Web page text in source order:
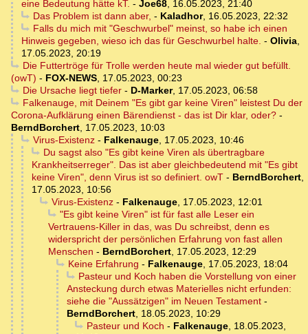
eine Bedeutung hätte kT. - Joe68, 16.05.2023, 21:40
Das Problem ist dann aber, - Kaladhor, 16.05.2023, 22:32
Falls du mich mit "Geschwurbel" meinst, so habe ich einen
Hinweis gegeben, wieso ich das für Geschwurbel halte. - Olivia,
17.05.2023, 20:19
Die Futtertröge für Trolle werden heute mal wieder gut befüllt.
(owT) - FOX-NEWS, 17.05.2023, 00:23
Die Ursache liegt tiefer- D-Marker, 17.05.2023, 06:58
Falkenauge, mit Deinem "Es gibt gar keine Viren" leistest Du der
Corona-Aufklärung einen Bärendienst - das ist Dir klar, oder? -
BerndBorchert, 17.05.2023, 10:03
Virus-Existenz- Falkenauge, 17.05.2023, 10:46
Du sagst also "Es gibt keine Viren als übertragbare
Krankheitserreger". Das ist aber gleichbedeutend mit "Es gibt
keine Viren", denn Virus ist so definiert. owT - BerndBorchert,
17.05.2023, 10:56
Virus-Existenz- Falkenauge, 17.05.2023, 12:01
"Es gibt keine Viren" ist für fast alle Leser ein
Vertrauens-Killer in das, was Du schreibst, denn es
widerspricht der persönlichen Erfahrung von fast allen
Menschen - BerndBorchert, 17.05.2023, 12:29
Keine Erfahrung - Falkenauge, 17.05.2023, 18:04
Pasteur und Koch haben die Vorstellung von einer
Ansteckung durch etwas Materielles nicht erfunden:
siehe die "Aussätzigen" im Neuen Testament -
BerndBorchert, 18.05.2023, 10:29
Pasteur und Koch - Falkenauge, 18.05.2023,